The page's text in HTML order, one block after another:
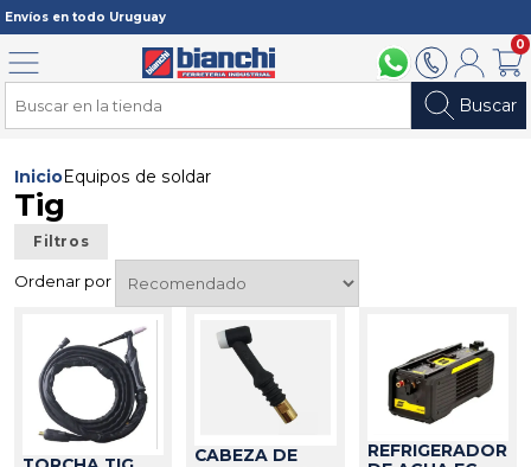
Envíos en todo Uruguay
094 211 1122902 2902Mi cuenta
0
Buscar
Menú
InicioEquipos de soldar
Tig
Filtros
Ordenar por
CABEZA DE
REFRIGERADOR